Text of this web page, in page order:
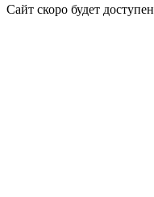
Сайт скоро будет доступен